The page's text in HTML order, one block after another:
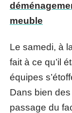
meuble
Le samedi, à
fait à ce qu’il
équipes
Dans bien
passage du